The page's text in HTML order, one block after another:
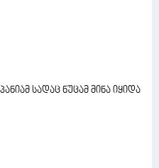
სადაც ნუცამ მინა იყიდა